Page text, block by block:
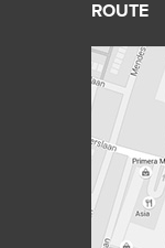
ROUTE